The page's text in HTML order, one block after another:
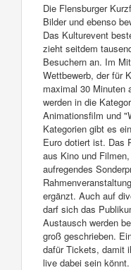
Die Flensburger
Bilder und ebenso
Das Kulturevent
zieht seitdem
Besuchern an. Im
Wettbewerb, der für
maximal 30 Minuten
werden in die
Animationsfilm und
Kategorien gibt es
Euro dotiert ist. Das
aus Kino und
aufregendes
ergänzt. Auch auf
darf sich das
Austausch werden
groß geschrieben.
dafür Tickets, damit
live dabei sein könnt.